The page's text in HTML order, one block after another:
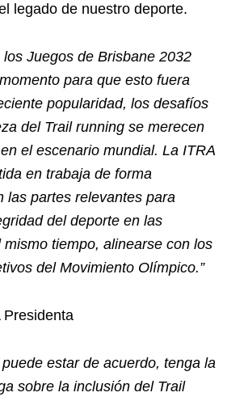
legado de nuestro deporte.
los Juegos de Brisbane 2032
para que esto fuera
popularidad, los desafíos
del Trail running se merecen
el escenario mundial. La ITRA
en trabaja de forma
las partes relevantes para
del deporte en las
mismo tiempo, alinearse con los
del Movimiento Olímpico.”
Presidenta
puede estar de acuerdo, tenga la
sobre la inclusión del Trail